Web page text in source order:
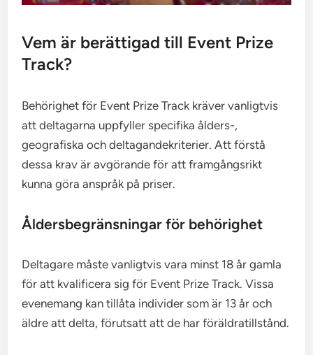
Vem är berättigad till Event Prize
Track?
Behörighet för Event Prize Track kräver vanligtvis
att deltagarna uppfyller specifika ålders-,
geografiska och deltagandekriterier. Att förstå
dessa krav är avgörande för att framgångsrikt
kunna göra anspråk på priser.
Åldersbegränsningar för behörighet
Deltagare måste vanligtvis vara minst 18 år gamla
för att kvalificera sig för Event Prize Track. Vissa
evenemang kan tillåta individer som är 13 år och
äldre att delta, förutsatt att de har föräldratillstånd.